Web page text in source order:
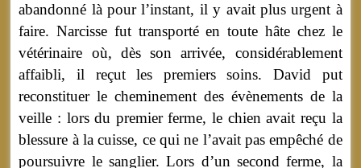
abandonné là pour l’instant, il y avait plus urgent à
faire. Narcisse fut transporté en toute hâte chez le
vétérinaire où, dès son arrivée, considérablement
affaibli, il reçut les premiers soins. David put
reconstituer le cheminement des évènements de la
veille : lors du premier ferme, le chien avait reçu la
blessure à la cuisse, ce qui ne l’avait pas empêché de
poursuivre le sanglier. Lors d’un second ferme, la